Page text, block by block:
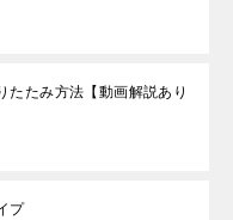
たみ方法【動画解説あり
プ